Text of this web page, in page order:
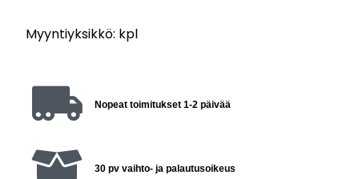
Myyntiyksikkö: kpl
Nopeat toimitukset 1-2 päivää
30 pv vaihto- ja palautusoikeus